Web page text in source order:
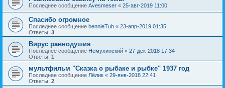
Последнее сообщение Avesmeser « 25-авг-2019 11:00
Спасибо огромное
Последнее сообщение bennieTuh « 23-апр-2019 01:35
Ответы: 3
Вирус равнодушия
Последнее сообщение Немухинский « 27-дек-2018 17:34
Ответы: 1
мультфильм "Сказка о рыбаке и рыбке" 1937 год
Последнее сообщение Лёлик « 29-янв-2018 22:41
Ответы: 2